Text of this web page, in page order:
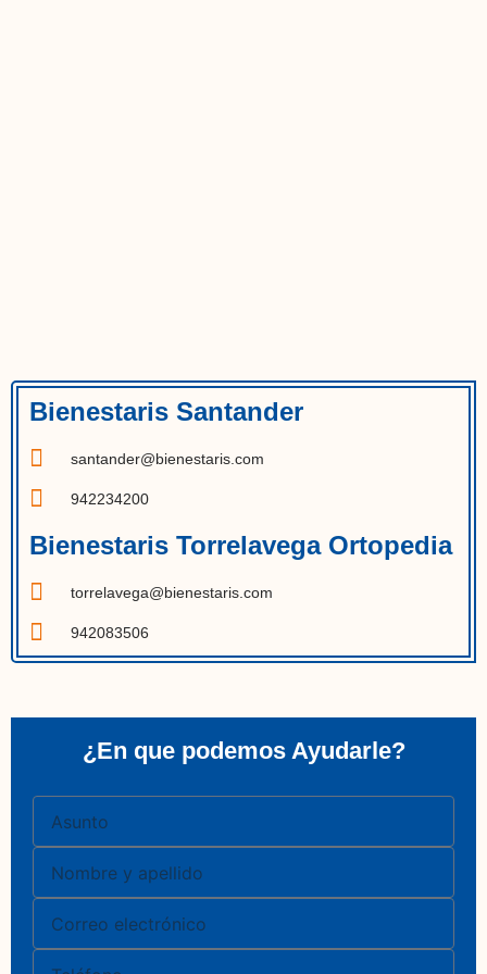
Bienestaris Santander
santander@bienestaris.com
942234200
Bienestaris Torrelavega Ortopedia
torrelavega@bienestaris.com
942083506
¿En que podemos Ayudarle?
electrónico